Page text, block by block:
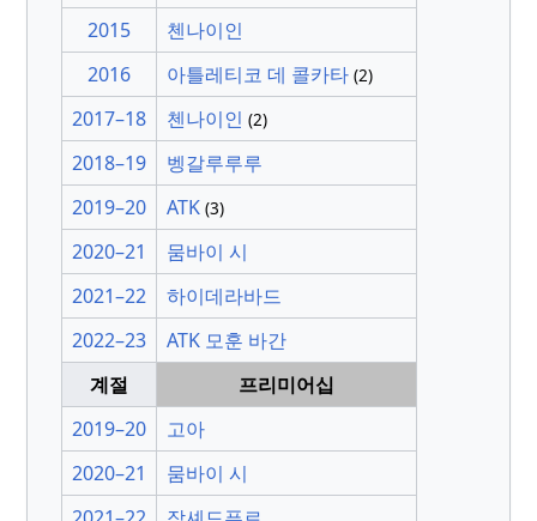
2015
첸나이인
2016
아틀레티코 데 콜카타 (2)
2017–18 첸나이인 (2)
2018–19
벵갈루루루
2019–20
ATK (3)
2020–21
뭄바이 시
2021–22
하이데라바드
2022–23
ATK 모훈 바간
계절
프리미어십
2019–20
고아
2020–21
뭄바이 시